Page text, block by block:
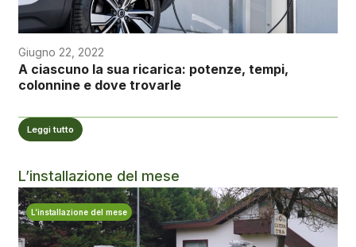
Giugno 22, 2022
A ciascuno la sua ricarica: potenze, tempi,
colonnine e dove trovarle
Leggi tutto
L’installazione del mese
L’installazione del mese